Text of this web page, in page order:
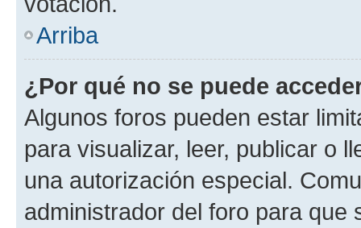
Arriba
¿Por qué no se puede
Algunos foros pueden estar
para visualizar, leer, publicar o
una autorización especial.
administrador del foro para que